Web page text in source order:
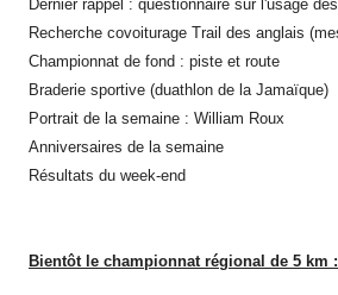
Dernier rappel : questionnaire sur l'usage
Recherche covoiturage Trail des anglais
Championnat de fond : piste et route
Braderie sportive (duathlon de la Jamaïque)
Portrait de la semaine : William Roux
Anniversaires de la semaine
Résultats du week-end
Bientôt le championnat régional de 5 km :